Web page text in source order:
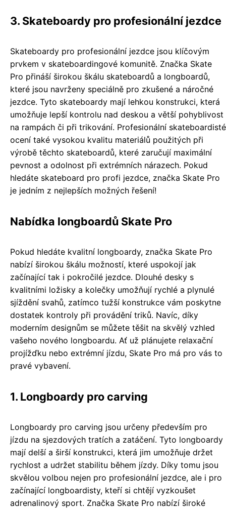
3. Skateboardy pro profesionální jezdce
Skateboardy pro profesionální jezdce jsou klíčovým
prvkem v skateboardingové komunitě. Značka Skate
Pro přináší širokou škálu skateboardů a longboardů,
které jsou navrženy speciálně pro zkušené a náročné
jezdce. Tyto skateboardy mají lehkou konstrukci, která
umožňuje lepší kontrolu nad deskou a větší pohyblivost
na rampách či při trikování. Profesionální skateboardisté
ocení také vysokou kvalitu materiálů použitých při
výrobě těchto skateboardů, které zaručují maximální
pevnost a odolnost při extrémních nárazech. Pokud
hledáte skateboard pro profi jezdce, značka Skate Pro
je jedním z nejlepších možných řešení!
Nabídka longboardů Skate Pro
Pokud hledáte kvalitní longboardy, značka Skate Pro
nabízí širokou škálu možností, které uspokojí jak
začínající tak i pokročilé jezdce. Dlouhé desky s
kvalitními ložisky a kolečky umožňují rychlé a plynulé
sjíždění svahů, zatímco tužší konstrukce vám poskytne
dostatek kontroly při provádění triků. Navíc, díky
moderním designům se můžete těšit na skvělý vzhled
vašeho nového longboardu. Ať už plánujete relaxační
projížďku nebo extrémní jízdu, Skate Pro má pro vás to
pravé vybavení.
1. Longboardy pro carving
Longboardy pro carving jsou určeny především pro
jízdu na sjezdových tratích a zatáčení. Tyto longboardy
mají delší a širší konstrukci, která jim umožňuje držet
rychlost a udržet stabilitu během jízdy. Díky tomu jsou
skvělou volbou nejen pro profesionální jezdce, ale i pro
začínající longboardisty, kteří si chtějí vyzkoušet
adrenalinový sport. Značka Skate Pro nabízí široké